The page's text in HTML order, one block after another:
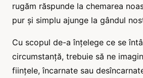
rugăm răspunde la chemarea
pur și simplu ajunge la gândul
Cu scopul de-a înțelege ce se
circumstanță, trebuie să ne
ființele, încarnate sau